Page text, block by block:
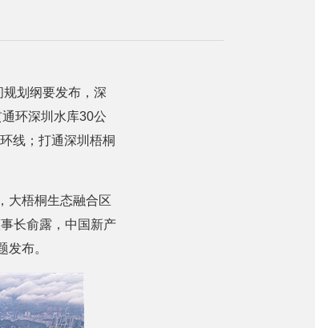
划纲要发布，深
环深圳水库30公
线；打通深圳梧桐
大梧桐生态融合区
长俞露，中国新产
布。